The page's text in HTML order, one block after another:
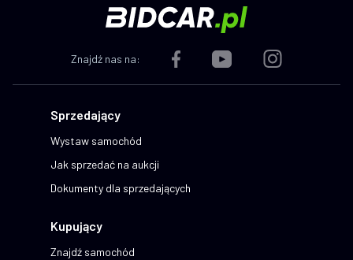
Znajdź nas na:
Sprzedający
Wystaw samochód
Jak sprzedać na aukcji
Dokumenty dla sprzedających
Kupujący
Znajdź samochód